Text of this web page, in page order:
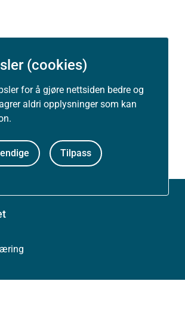
(cookies)
for å gjøre nettsiden bedre og
aldri opplysninger som kan
Tilpass